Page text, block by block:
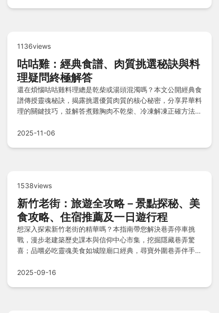
1136views
咕咕雞：經典食譜、肉質挑選秘訣與料
理疑問終極解答
還在煩惱咕咕雞料理總是乾柴或湯頭混濁嗎？本文公開經典食
譜傳授靈魂秘訣，揭露挑選優質肉質的核心秘密，分享昇華料
理的關鍵技巧，並解答煮雞胸肉不乾柴、冷凍解凍正確方法與
2025-11-06
1538views
新竹老街：旅遊全攻略－景點探秘、美
食攻略、住宿推薦及一日遊行程
想深入探索新竹老街的精華嗎？本指南帶您解決巷弄停車挑
戰，漫步老建築歷史課本與信仰中心市集，挖掘隱藏巷弄驚
喜；品嚐必吃靈魂美食如城隍廟口經典，尋寶外圍巷弄伴手
古蹟巡禮、下午悠閒時光，Q&A解答最佳時間、嬰兒車輪椅
2025-09-16